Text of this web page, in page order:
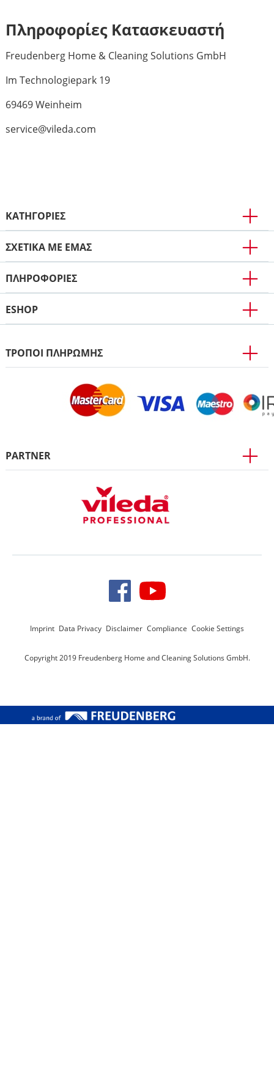
Πληροφορίες Κατασκευαστή
Freudenberg Home & Cleaning Solutions GmbH
Im Technologiepark 19
69469 Weinheim
service@vileda.com
ΚΑΤΗΓΟΡΙΕΣ
ΣΧΕΤΙΚΑ ΜΕ ΕΜΑΣ
ΠΛΗΡΟΦΟΡΊΕΣ
ESHOP
ΤΡΟΠΟΙ ΠΛΗΡΩΜΗΣ
PARTNER
Copyright 2019 Freudenberg Home and Cleaning Solutions GmbH.
Imprint Data Privacy Disclaimer Compliance Cookie Settings